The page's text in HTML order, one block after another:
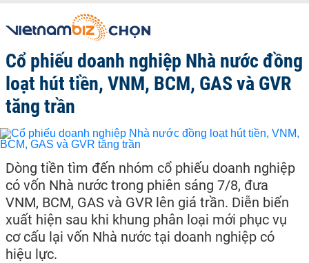
Cổ phiếu doanh nghiệp Nhà nước đồng
loạt hút tiền, VNM, BCM, GAS và GVR
tăng trần
Dòng tiền tìm đến nhóm cổ phiếu doanh nghiệp
có vốn Nhà nước trong phiên sáng 7/8, đưa
VNM, BCM, GAS và GVR lên giá trần. Diễn biến
xuất hiện sau khi khung phân loại mới phục vụ
cơ cấu lại vốn Nhà nước tại doanh nghiệp có
hiệu lực.